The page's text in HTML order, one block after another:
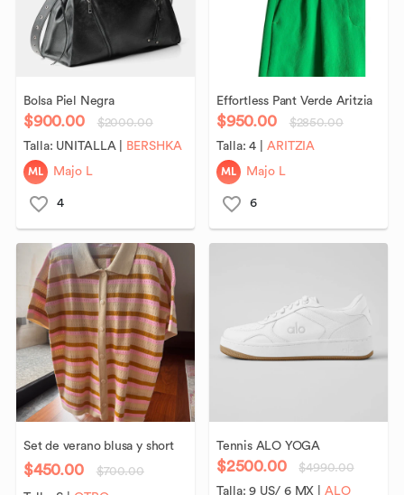
Bolsa Piel Negra
$900.00
$2000.00
Talla: UNITALLA| BERSHKA
ML Majo L
4
Effortless Pant Verde Aritzia
$950.00
$2850.00
Talla:4 ARITZIA
ML Majo L
6
Set de verano blusa y short
$450.00 $700.00
Tennis ALO YOGA
$2500.00
$4990.00
Talla:9 US/ 6 MX ALO